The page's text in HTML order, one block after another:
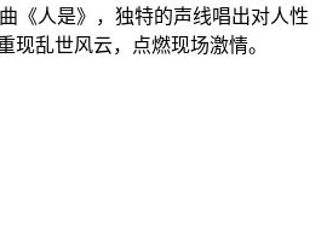
《人是》，独特的声线唱出对人性
乱世风云，点燃现场激情。